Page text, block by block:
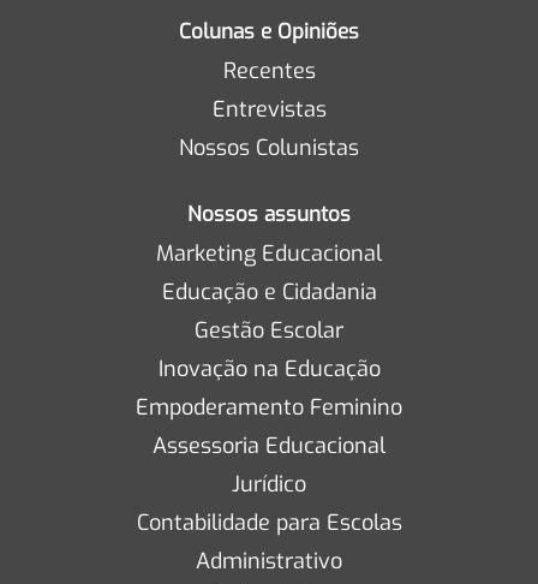
Colunas e Opiniões
Recentes
Entrevistas
Nossos Colunistas
Nossos assuntos
Marketing Educacional
Educação e Cidadania
Gestão Escolar
Inovação na Educação
Empoderamento Feminino
Assessoria Educacional
Jurídico
Contabilidade para Escolas
Administrativo